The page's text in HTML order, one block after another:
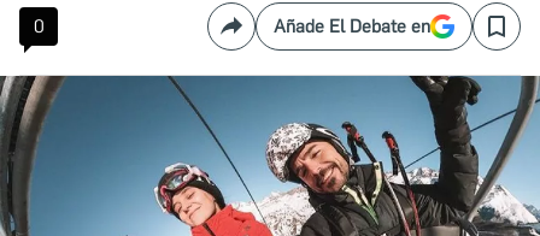
0 CompartirAñade El Debate en Save